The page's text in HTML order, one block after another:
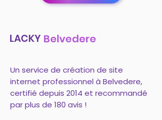
LACKY Belvedere
Un service de création de site
internet professionnel à Belvedere,
certifié depuis 2014 et recommandé
par plus de 180 avis !